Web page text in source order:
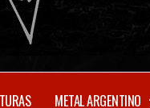
METAL ARGENTINO